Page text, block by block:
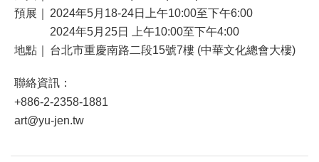
預展｜
2024年5月18-24日上午10:00至下午6:00
2024年5月25日 上午10:00至下午4:00
地點｜
台北市重慶南路二段15號7樓 (中華文化總會大樓)
聯絡資訊：
+886-2-2358-1881
art@yu-jen.tw